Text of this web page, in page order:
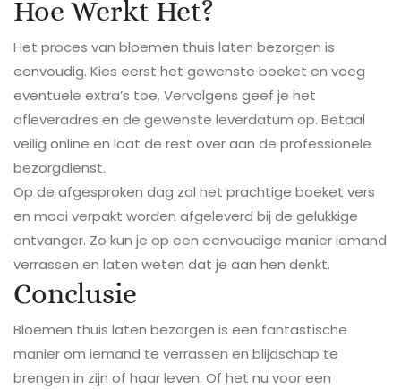
Hoe Werkt Het?
Het proces van bloemen thuis laten bezorgen is
eenvoudig. Kies eerst het gewenste boeket en voeg
eventuele extra’s toe. Vervolgens geef je het
afleveradres en de gewenste leverdatum op. Betaal
veilig online en laat de rest over aan de professionele
bezorgdienst.
Op de afgesproken dag zal het prachtige boeket vers
en mooi verpakt worden afgeleverd bij de gelukkige
ontvanger. Zo kun je op een eenvoudige manier iemand
verrassen en laten weten dat je aan hen denkt.
Conclusie
Bloemen thuis laten bezorgen is een fantastische
manier om iemand te verrassen en blijdschap te
brengen in zijn of haar leven. Of het nu voor een